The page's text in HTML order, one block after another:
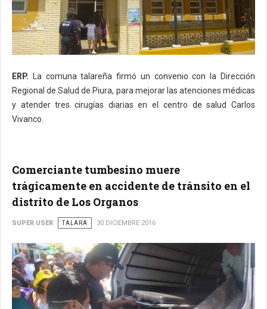
ERP. La comuna talareña firmó un convenio con la Dirección
Regional de Salud de Piura, para mejorar las atenciones médicas
y atender tres cirugías diarias en el centro de salud Carlos
Vivanco.
Comerciante tumbesino muere
trágicamente en accidente de tránsito en el
distrito de Los Organos
SUPER USER TALARA 30 DICIEMBRE 2016